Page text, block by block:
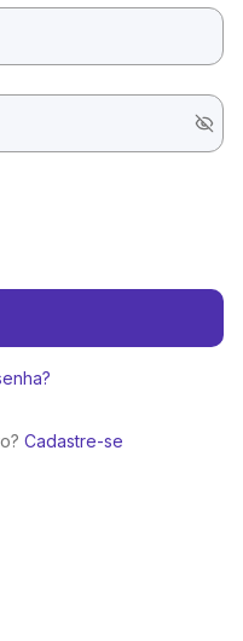
Cadastre-se